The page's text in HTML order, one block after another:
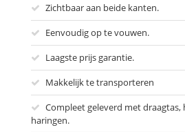
Zichtbaar aan beide kanten.
Eenvoudig op te vouwen.
Laagste prijs garantie.
Makkelijk te transporteren
Compleet geleverd met draagtas,
haringen.